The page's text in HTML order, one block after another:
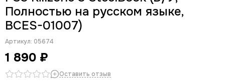
Полностью на русском языке,
BCES-01007)
Артикул: 05674
1 890 ₽
Оставить отзыв